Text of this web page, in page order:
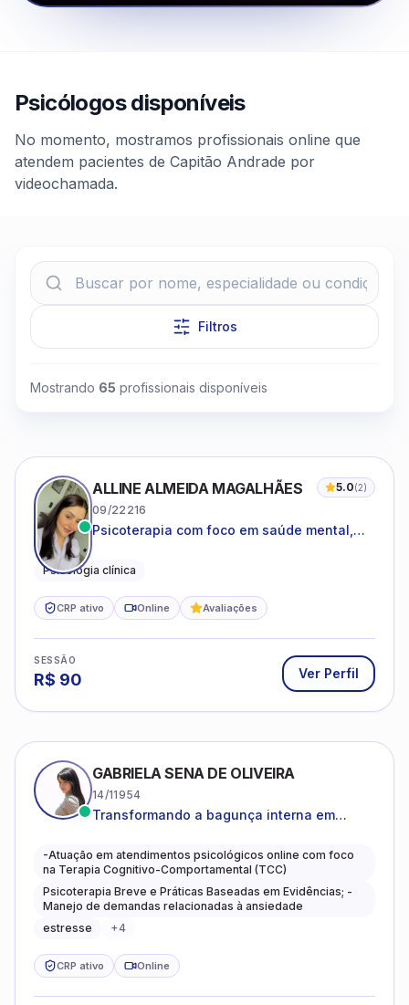
Psicólogos disponíveis
No momento, mostramos profissionais online que
atendem pacientes de Capitão Andrade por
videochamada.
Filtros
Mostrando 65 profissionais disponíveis
ALLINE ALMEIDA MAGALHÃES 5.0(2)
09/22216
Psicoterapia com foco em saúde mental,
adolescentes e adultos.
Psicologia clínica
CRP ativo Online Avaliações
SESSÃO
R$ 90 Ver Perfil
GABRIELA SENA DE OLIVEIRA
14/11954
Transformando a bagunça interna em
caminhos mais gentis para se viver.
-Atuação em atendimentos psicológicos online com foco
na Terapia Cognitivo-Comportamental (TCC)
Psicoterapia Breve e Práticas Baseadas em Evidências; -
Manejo de demandas relacionadas à ansiedade
estresse
+4
CRP ativo Online